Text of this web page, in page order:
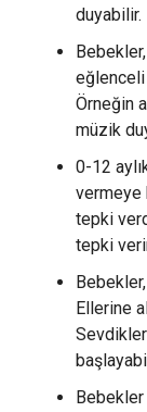
duyabilir.
eğlenceli
Örneğin
müzik
0-12
vermeye
tepki
tepki
Ellerine